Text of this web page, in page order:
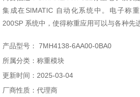
集成在SIMATIC 自动化系统中。电子称
200SP 系统中，使得称重应用可以与各种先
控，诊断和配置工具。
产品型号： 7MH4138-6AA00-0BA0
所属分类：称重模块
更新时间：2025-03-04
厂商性质：代理商